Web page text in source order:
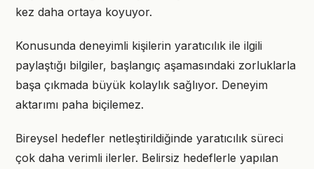
kez daha ortaya koyuyor.
Konusunda deneyimli kişilerin yaratıcılık ile ilgili
paylaştığı bilgiler, başlangıç aşamasındaki zorluklarla
başa çıkmada büyük kolaylık sağlıyor. Deneyim
aktarımı paha biçilemez.
Bireysel hedefler netleştirildiğinde yaratıcılık süreci
çok daha verimli ilerler. Belirsiz hedeflerle yapılan